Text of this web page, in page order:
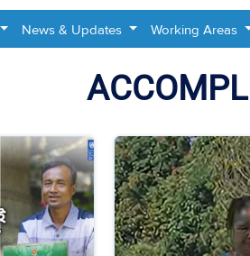
News & Updates Working Areas